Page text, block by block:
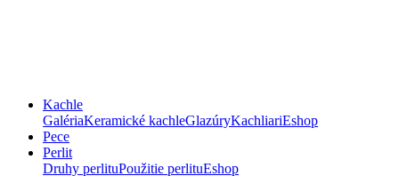
Kachle
GalériaKeramické kachleGlazúryKachliariEshop
Pece
Perlit
Druhy perlituPoužitie perlituEshop